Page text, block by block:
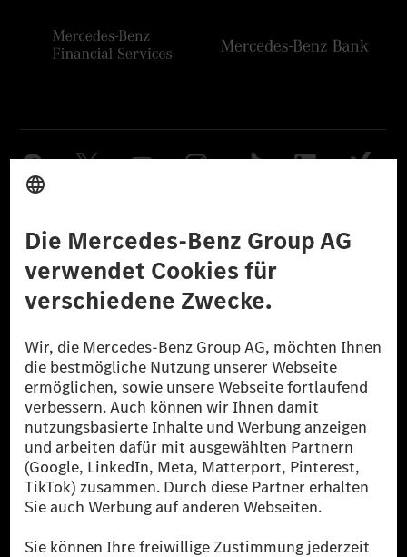
Datenschutz Lizenzhinweise Dritter Barrierefreiheit
© 2026 Mercedes-Benz Group AG. Alle Rechte vorbehalten.
[1] Bilanziell CO₂-neutral bedeutet, dass nicht vermiedene oder nicht
reduzierte CO₂-Emissionen bei der Mercedes-Benz Group durch
zertifizierte Ausgleichsprojekte kompensiert werden.
[2] Renewable Charging ist ein integraler Bestandteil von MB.CHARGE
Public in Europa, den USA, Kanada und China. Sofern an der jeweiligen
Ladestation noch kein Strom aus erneuerbaren Energien vorliegt,
verwendet Renewable Charging Grünstromzertifikate*. Diese stellen
sicher, dass für Ladevorgänge über MB.CHARGE Public eine äquivalente
Strommenge aus erneuerbaren Energien ins Stromnetz eingespeist wird.
als sechs Jahre sind.
* Inkl. EKOenergy Ökolabel